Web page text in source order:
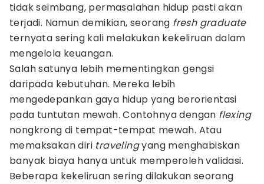
tidak seimbang, permasalahan hidup pasti akan
terjadi. Namun demikian, seorang fresh graduate
ternyata sering kali melakukan kekeliruan dalam
mengelola keuangan.
Salah satunya lebih mementingkan gengsi
daripada kebutuhan. Mereka lebih
mengedepankan gaya hidup yang berorientasi
pada tuntutan mewah. Contohnya dengan flexing
nongkrong di tempat-tempat mewah. Atau
memaksakan diri travelingyang menghabiskan
banyak biaya hanya untuk memperoleh validasi.
Beberapa kekeliruan sering dilakukan seorang